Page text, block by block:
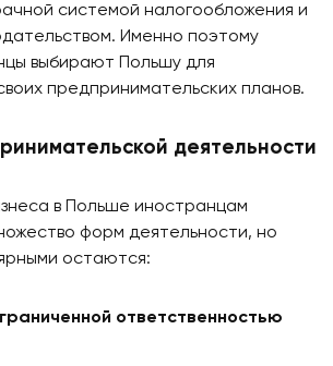
системой налогообложения и
Именно поэтому
выбирают Польшу для
предпринимательских планов.
деятельности
в Польше иностранцам
форм деятельности, но
остаются:
ответственностью